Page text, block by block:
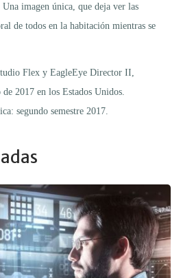
imagen única, que deja ver las
de todos en la habitación mientras se
Flex y EagleEye Director II,
2017 en los Estados Unidos.
segundo semestre 2017.